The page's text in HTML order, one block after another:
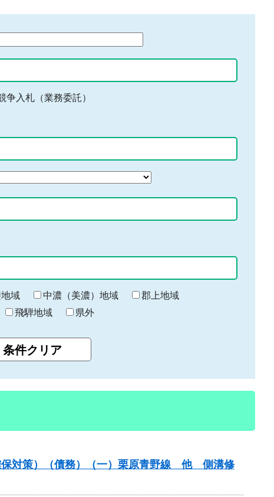
争入札（業務委託）
域 中濃（美濃）地域
郡上地域
飛騨地域 県外
対策）（債務）（一）栗原青野線 他 側溝修